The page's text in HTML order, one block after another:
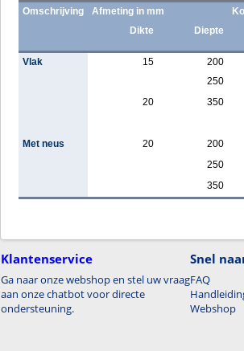
Omschrijving Afmeting in mm
Dikte
Diepte
Vlak 15 200
250
20
350
Met neus 20 200
250
350
Klantenservice
Ga naar onze webshop en stel uw vraag
aan onze chatbot voor directe
ondersteuning.
Snel
FAQ
Webshop